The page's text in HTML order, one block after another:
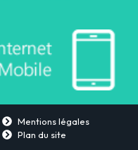
Mentions légales
Plan du site